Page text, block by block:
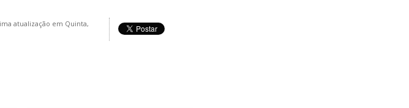
atualização em Quinta,